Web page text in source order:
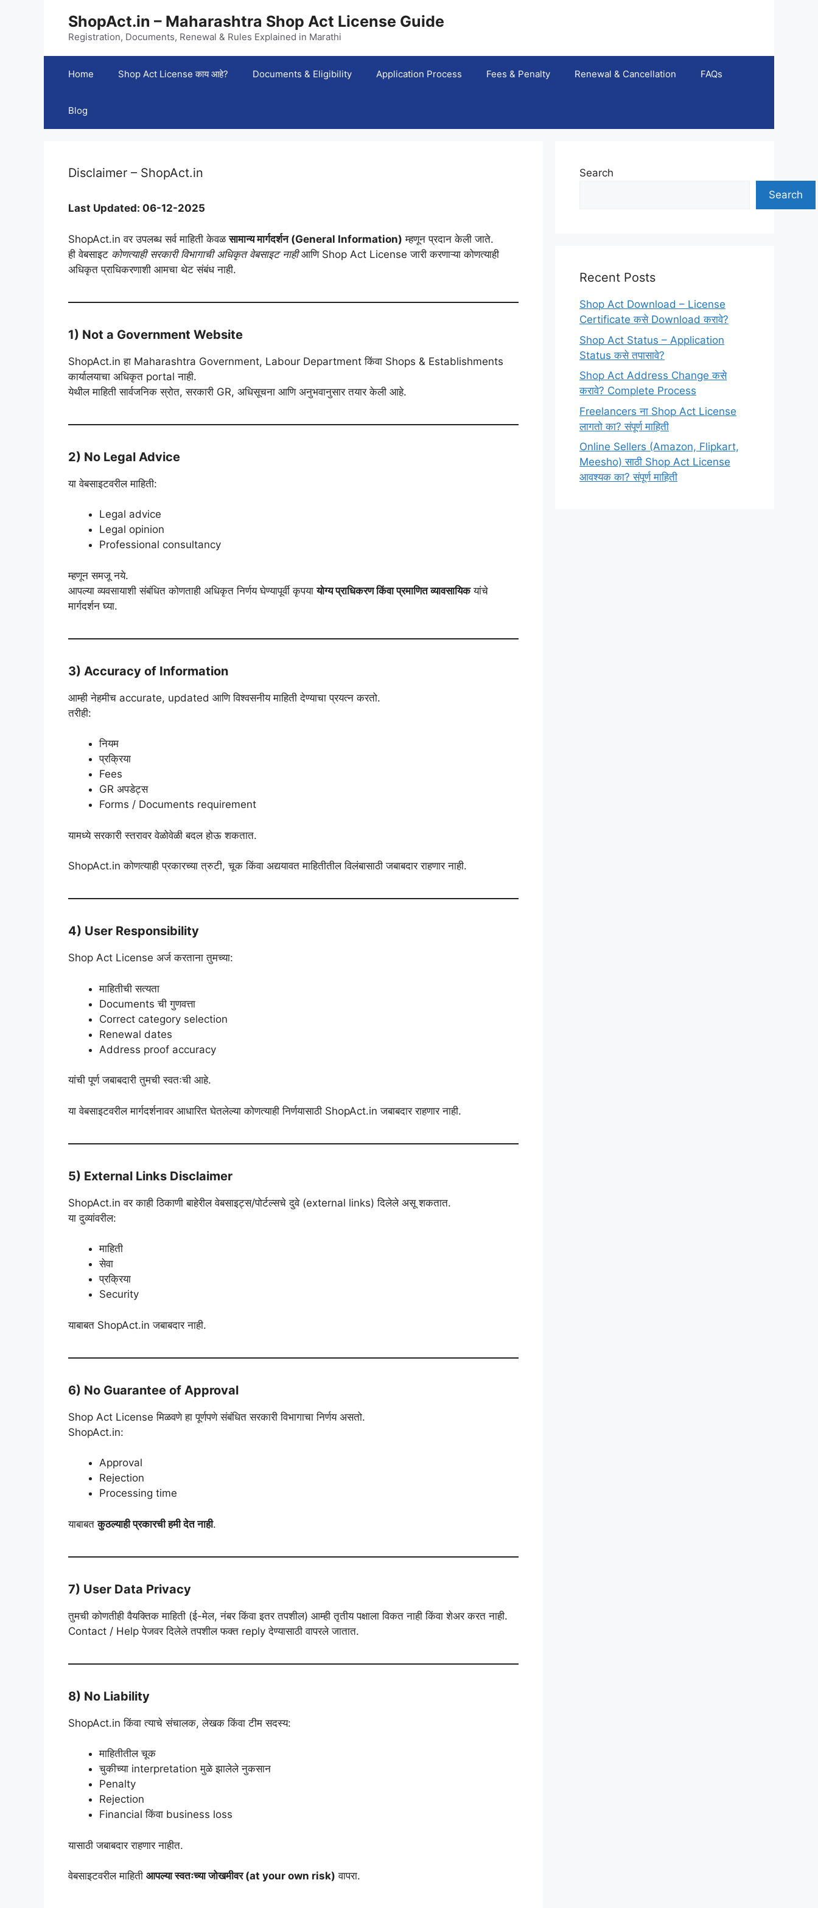
ShopAct.in – Maharashtra Shop Act License Guide
Registration, Documents, Renewal & Rules Explained in Marathi
Home Shop Act License काय आहे? Documents & Eligibility Application Process Fees & Penalty Renewal & Cancellation FAQs
Blog
Disclaimer – ShopAct.in
Last Updated: 06-12-2025
ShopAct.in वर उपलब्ध सर्व माहिती केवळसामान्य मार्गदर्शन (General Information) म्हणून प्रदान केली जाते.
ही वेबसाइट कोणत्याही सरकारी विभागाची अधिकृत वेबसाइट नाहीआणि Shop Act License जारी करणाऱ्या कोणत्याही
अधिकृत प्राधिकरणाशी आमचा थेट संबंध नाही.
1) Not a Government Website
ShopAct.in हा Maharashtra Government, Labour Department किंवा Shops & Establishments
कार्यालयाचा अधिकृत portal नाही.
येथील माहिती सार्वजनिक स्रोत, सरकारी GR, अधिसूचना आणि अनुभवानुसार तयार केली आहे.
2) No Legal Advice
या वेबसाइटवरील माहिती:
Legal advice
Legal opinion
Professional consultancy
म्हणून समजू नये.
आपल्या व्यवसायाशी संबंधित कोणताही अधिकृत निर्णय घेण्यापूर्वी कृपयायोग्य प्राधिकरण किंवा प्रमाणित व्यावसायिकयांचे
मार्गदर्शन घ्या.
3) Accuracy of Information
आम्ही नेहमीच accurate, updated आणि विश्वसनीय माहिती देण्याचा प्रयत्न करतो.
तरीही:
नियम
प्रक्रिया
Fees
GR अपडेट्स
Forms / Documents requirement
यामध्ये सरकारी स्तरावर वेळोवेळी बदल होऊ शकतात.
ShopAct.in कोणत्याही प्रकारच्या त्रुटी, चूक किंवा अद्ययावत माहितीतील विलंबासाठी जबाबदार राहणार नाही.
4) User Responsibility
Shop Act License अर्ज करताना तुमच्या:
माहितीची सत्यता
Documents ची गुणवत्ता
Correct category selection
Renewal dates
Address proof accuracy
यांची पूर्ण जबाबदारी तुमची स्वतःची आहे.
या वेबसाइटवरील मार्गदर्शनावर आधारित घेतलेल्या कोणत्याही निर्णयासाठी ShopAct.in जबाबदार राहणार नाही.
5) External Links Disclaimer
ShopAct.in वर काही ठिकाणी बाहेरील वेबसाइट्स/पोर्टल्सचे दुवे (external links) दिलेले असू शकतात.
या दुव्यांवरील:
माहिती
सेवा
प्रक्रिया
Security
याबाबत ShopAct.in जबाबदार नाही.
6) No Guarantee of Approval
Shop Act License मिळवणे हा पूर्णपणे संबंधित सरकारी विभागाचा निर्णय असतो.
ShopAct.in:
Approval
Rejection
Processing time
याबाबतकुठल्याही प्रकारची हमी देत नाही.
7) User Data Privacy
तुमची कोणतीही वैयक्तिक माहिती (ई-मेल, नंबर किंवा इतर तपशील) आम्ही तृतीय पक्षाला विकत नाही किंवा शेअर करत नाही.
Contact / Help पेजवर दिलेले तपशील फक्त reply देण्यासाठी वापरले जातात.
8) No Liability
ShopAct.in किंवा त्याचे संचालक, लेखक किंवा टीम सदस्य:
माहितीतील चूक
चुकीच्या interpretation मुळे झालेले नुकसान
Penalty
Rejection
Financial किंवा business loss
यासाठी जबाबदार राहणार नाहीत.
वेबसाइटवरील माहिती आपल्या स्वतःच्या जोखमीवर (at your own risk) वापरा.
Search
Search
Recent Posts
Shop Act Download – License
Certificate कसे Download करावे?
Shop Act Status – Application
Status कसे तपासावे?
Shop Act Address Change कसे
करावे? Complete Process
Freelancers ना Shop Act License
लागतो का? संपूर्ण माहिती
Online Sellers (Amazon, Flipkart,
Meesho) साठी Shop Act License
आवश्यक का? संपूर्ण माहिती